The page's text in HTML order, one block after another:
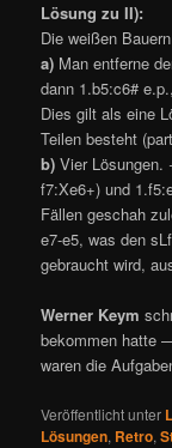
Lösung zu II):
Die weißen
a) Man entferne
dann 1.b5:c6#
Dies gilt als eine
Teilen besteht
b) Vier Lösungen.
f7:Xe6+) und
Fällen geschah
e7-e5, was den
gebraucht wird,
Werner Keym
bekommen hatte
waren die
Veröffentlicht unter
Lösungen, Retro,